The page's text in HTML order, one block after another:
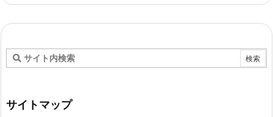
サイトマップ